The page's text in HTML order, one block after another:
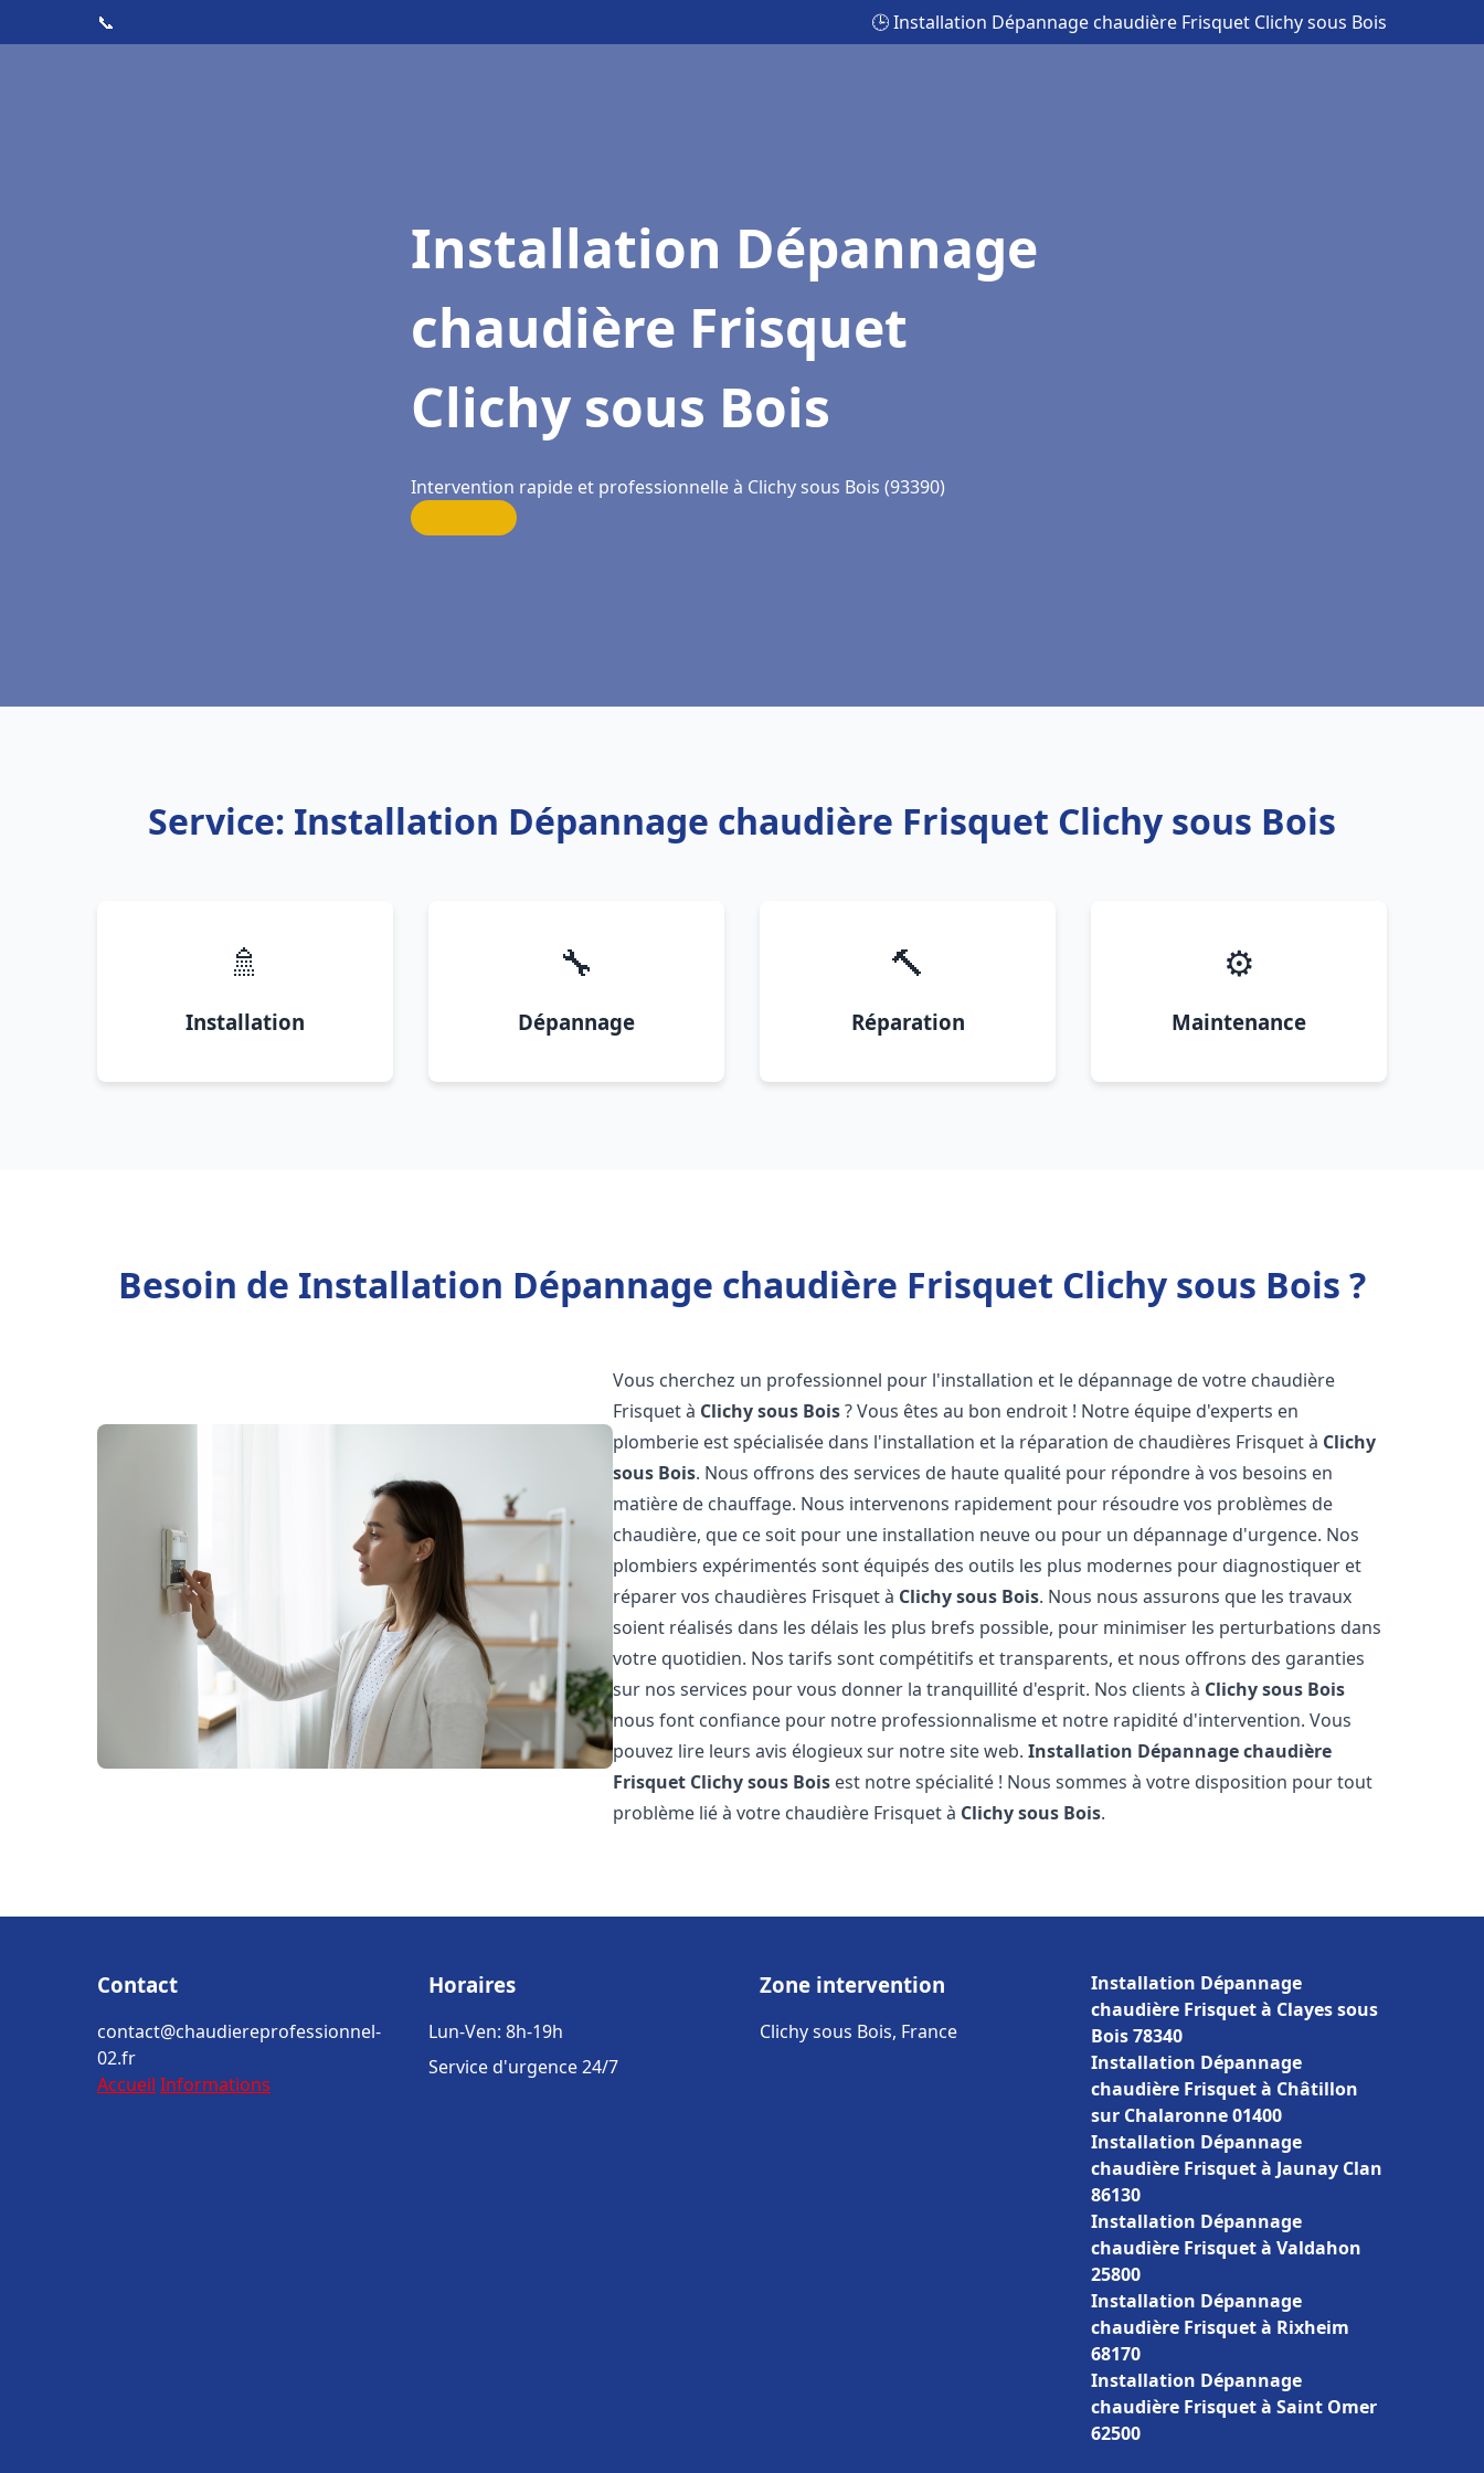
📞 🕒 Installation Dépannage chaudière Frisquet Clichy sous Bois
Installation Dépannage
chaudière Frisquet
Clichy sous Bois
Intervention rapide et professionnelle à Clichy sous Bois (93390)
Service: Installation Dépannage chaudière Frisquet Clichy sous Bois
🚿
Installation
🔧
Dépannage
🔨
Réparation
⚙️
Maintenance
Besoin de Installation Dépannage chaudière Frisquet Clichy sous Bois ?
Vous cherchez un professionnel pour l'installation et le dépannage de votre chaudière
Frisquet à Clichy sous Bois? Vous êtes au bon endroit ! Notre équipe d'experts en
plomberie est spécialisée dans l'installation et la réparation de chaudières Frisquet à Clichy
sous Bois. Nous offrons des services de haute qualité pour répondre à vos besoins en
matière de chauffage. Nous intervenons rapidement pour résoudre vos problèmes de
chaudière, que ce soit pour une installation neuve ou pour un dépannage d'urgence. Nos
plombiers expérimentés sont équipés des outils les plus modernes pour diagnostiquer et
réparer vos chaudières Frisquet à Clichy sous Bois. Nous nous assurons que les travaux
soient réalisés dans les délais les plus brefs possible, pour minimiser les perturbations dans
votre quotidien. Nos tarifs sont compétitifs et transparents, et nous offrons des garanties
sur nos services pour vous donner la tranquillité d'esprit. Nos clients à Clichy sous Bois
nous font confiance pour notre professionnalisme et notre rapidité d'intervention. Vous
pouvez lire leurs avis élogieux sur notre site web.Installation Dépannage chaudière
Frisquet Clichy sous Bois est notre spécialité ! Nous sommes à votre disposition pour tout
problème lié à votre chaudière Frisquet à Clichy sous Bois.
Contact
contact@chaudiereprofessionnel-
02.fr
Accueil Informations
Horaires
Lun-Ven: 8h-19h
Service d'urgence 24/7
Zone intervention
Clichy sous Bois, France
Installation Dépannage
chaudière Frisquet à Clayes sous
Bois 78340
Installation Dépannage
chaudière Frisquet à Châtillon
sur Chalaronne 01400
Installation Dépannage
chaudière Frisquet à Jaunay Clan
86130
Installation Dépannage
chaudière Frisquet à Valdahon
25800
Installation Dépannage
chaudière Frisquet à Rixheim
68170
Installation Dépannage
chaudière Frisquet à Saint Omer
62500